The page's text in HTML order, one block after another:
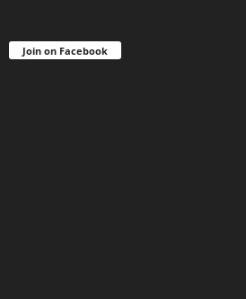
Join on Facebook